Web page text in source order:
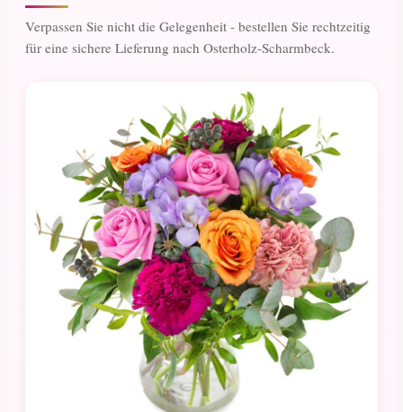
Verpassen Sie nicht die Gelegenheit - bestellen Sie rechtzeitig
für eine sichere Lieferung nach Osterholz-Scharmbeck.